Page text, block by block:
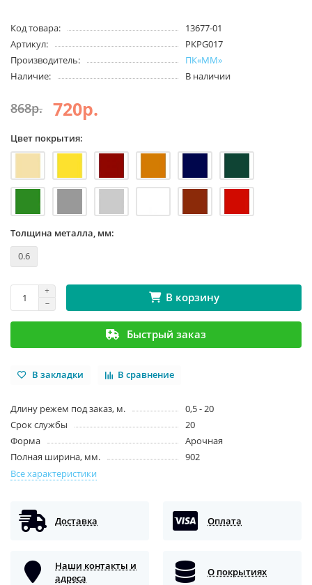
Код товара:
13677-01
Артикул:
PКPG017
Производитель:
ПК«ММ»
Наличие:
В наличии
868р. 720р.
Цвет покрытия:
Толщина металла, мм:
0.6
В корзину
Быстрый заказ
В закладки В сравнение
Длину режем под заказ, м.
0,5 - 20
Срок службы
20
Форма
Арочная
Полная ширина, мм.
902
Все характеристики
Доставка Оплата
Наши контакты и
адреса
О покрытиях